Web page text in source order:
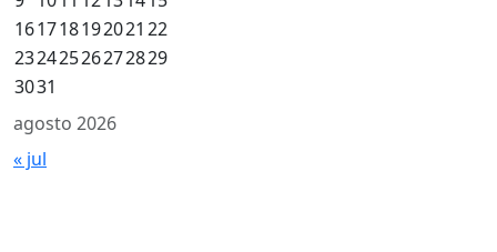
agosto 2026
161718192021 22
23242526272829
3031
« jul